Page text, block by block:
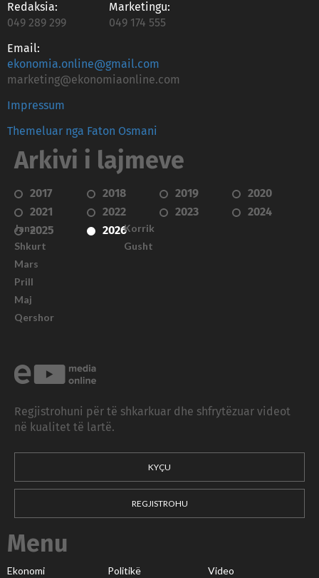
Redaksia:
049 289 299
Marketingu:
049 174 555
Email:
ekonomia.online@gmail.com
marketing@ekonomiaonline.com
Impressum
Themeluar nga Faton Osmani
Arkivi i lajmeve
2017 2018 2019
2020
2021
2022 2023
2024
2025
2026
Janar
Shkurt
Mars
Prill
Maj
Qershor
Korrik
Gusht
Regjistrohuni për të shkarkuar dhe shfrytëzuar videot
në kualitet të lartë.
KYÇU
REGJISTROHU
Menu
Ekonomi Politikë Video